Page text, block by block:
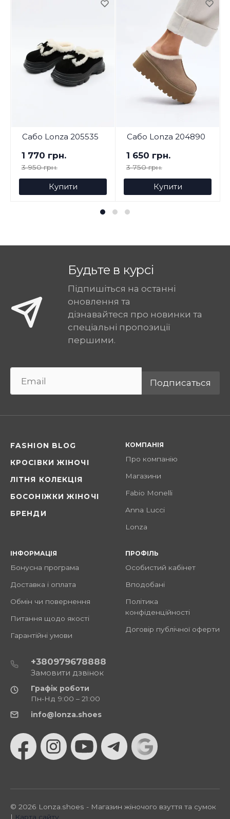
Сабо Lonza 205535
1 770 грн.
3 950 грн.
Купити
Сабо Lonza 204890
1 650 грн.
3 750 грн.
Купити
Будьте в курсі
Підпишіться на останні
оновлення та
дізнавайтеся про новинки та
спеціальні пропозиції
першими.
Подписаться
FASHION BLOG
КРОСІВКИ ЖІНОЧІ
ЛІТНЯ КОЛЕКЦІЯ
БОСОНІЖКИ ЖІНОЧІ
БРЕНДИ
КОМПАНІЯ
Про компанію
Магазини
Fabio Monelli
Anna Lucci
Lonza
ІНФОРМАЦІЯ
Бонусна програма
Доставка і оплата
Обмін чи повернення
Питання щодо якості
Гарантійні умови
ПРОФІЛЬ
Особистий кабінет
Вподобані
Політика
конфіденційності
Договір публічної оферти
+380979678888
Замовити дзвінок
Графік роботи
Пн-Нд 9:00 – 21:00
info@lonza.shoes
© 2026 Lonza.shoes - Магазин жіночого взуття та сумок
| Карта сайту